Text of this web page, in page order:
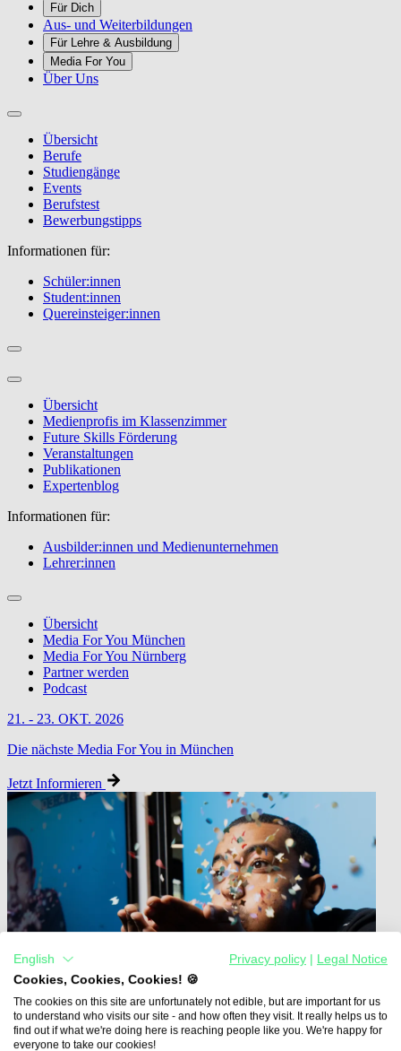
Für Dich
Aus- und Weiterbildungen
Für Lehre & Ausbildung
Media For You
Über Uns
Übersicht
Berufe
Studiengänge
Events
Berufstest
Bewerbungstipps
Informationen für:
Schüler:innen
Student:innen
Quereinsteiger:innen
Übersicht
Medienprofis im Klassenzimmer
Future Skills Förderung
Veranstaltungen
Publikationen
Expertenblog
Informationen für:
Ausbilder:innen und Medienunternehmen
Lehrer:innen
Übersicht
Media For You München
Media For You Nürnberg
Partner werden
Podcast
21. - 23. OKT. 2026
Die nächste Media For You in München
Jetzt Informieren
English Privacy policy
Legal Notice
Cookies, Cookies, Cookies! 🍪
The cookies on this site are unfortunately not edible, but are important for us
to understand who visits our site - and how often they visit. It really helps us to
find out if what we're doing here is reaching people like you. We're happy for
everyone to take our cookies!